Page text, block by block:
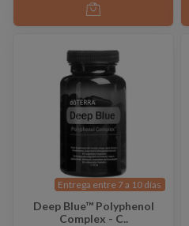
Entrega entre 7 a 10 días
Deep Blue™ Polyphenol
Complex - C..